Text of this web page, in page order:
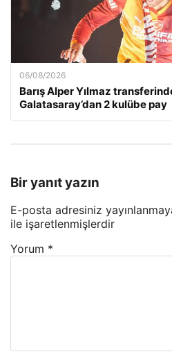
06/08/2026
Barış Alper Yılmaz
Galatasaray’dan 2 kulübe pay
Bir yanıt yazın
E-posta adresiniz
ile işaretlenmişlerdir
Yorum *